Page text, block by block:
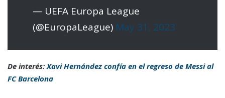
— UEFA Europa League
(@EuropaLeague) May 31, 2023
De interés:Xavi Hernández confía en el regreso de Messi al
FC Barcelona